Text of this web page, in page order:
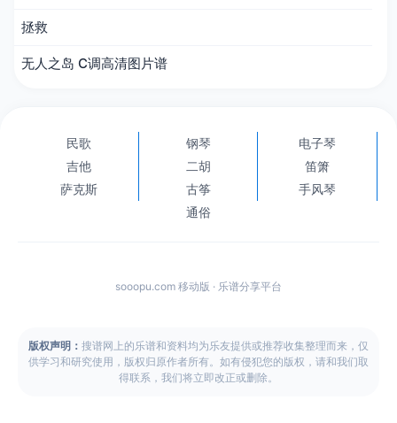
拯救
无人之岛 C调高清图片谱
民歌 钢琴
电子琴
吉他
二胡
笛箫
萨克斯
古筝
手风琴
通俗
sooopu.com 移动版 · 乐谱分享平台
版权声明： 搜谱网上的乐谱和资料均为乐友提供或推荐收集整理而来，仅
供学习和研究使用，版权归原作者所有。如有侵犯您的版权，请和我们取
得联系，我们将立即改正或删除。